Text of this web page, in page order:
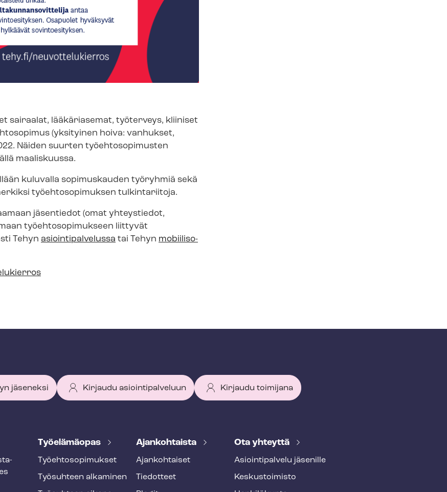
sairaalat, lääkäriasemat, työterveys, kliiniset
(yksityinen hoiva: vanhukset,
Näiden suurten työehtosopimusten
maaliskuussa.
kuluvalla sopimuskauden työryhmiä sekä
työehtosopimuksen tulkintariitoja.
jäsentiedot (omat yhteystiedot,
työ­eh­to­so­pi­muk­seen liittyvät
Tehyn asioin­ti­pal­ve­lus­sa tai Tehyn mo­bii­li­so­
jäseneksi Kirjaudu asiointipalveluun Kirjaudu toimijana
Työelämäopas
Työ­eh­to­so­pi­muk­set
Työsuhteen alkaminen
Ajankohtaista
Ajankohtaiset
Tiedotteet
Ota yhteyttä
Asioin­ti­pal­ve­lu jäsenille
Keskustoimisto